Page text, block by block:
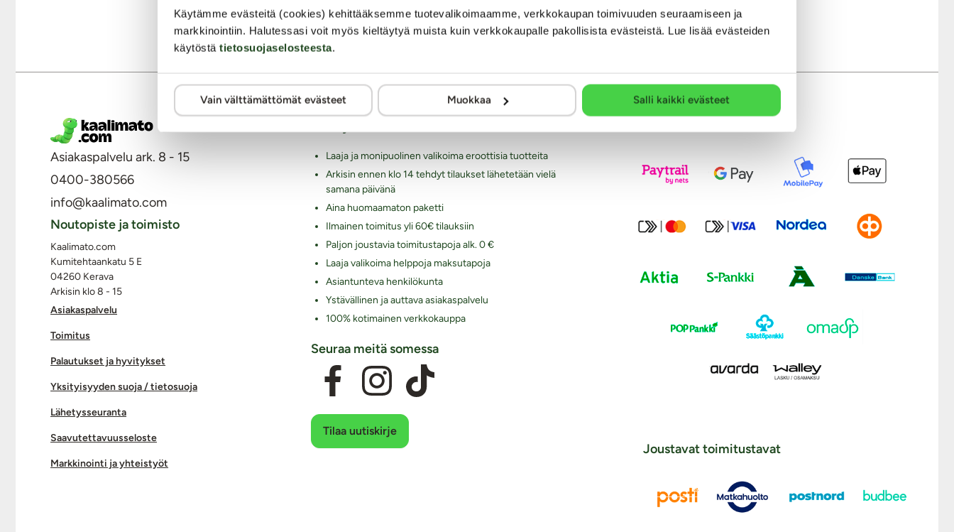
Käytämme evästeitä (cookies) kehittääksemme tuotevalikoimaamme, verkkokaupan toimivuuden seuraamiseen ja
markkinointiin. Halutessasi voit myös kieltäytyä muista kuin verkkokaupalle pakollisista evästeistä. Lue lisää evästeiden
käytöstä tietosuojaselosteesta.
Vain välttämättömät evästeet Muokkaa Salli kaikki evästeet
Asiakaspalvelu ark. 8 - 15
0400-380566
info@kaalimato.com
Asiakaspalvelu
Toimitus
Palautukset ja hyvitykset
Yksityisyyden suoja / tietosuoja
Lähetysseuranta
Saavutettavuusseloste
Markkinointi ja yhteistyöt
Noutopiste ja toimisto
Kaalimato.com
Kumitehtaankatu 5 E
04260 Kerava
Arkisin klo 8 - 15
Laaja ja monipuolinen valikoima eroottisia tuotteita
Arkisin ennen klo 14 tehdyt tilaukset lähetetään vielä
samana päivänä
Aina huomaamaton paketti
Ilmainen toimitus yli 60€ tilauksiin
Paljon joustavia toimitustapoja alk. 0 €
Laaja valikoima helppoja maksutapoja
Asiantunteva henkilökunta
Ystävällinen ja auttava asiakaspalvelu
100% kotimainen verkkokauppa
Seuraa meitä somessa
Tilaa uutiskirje
Joustavat toimitustavat